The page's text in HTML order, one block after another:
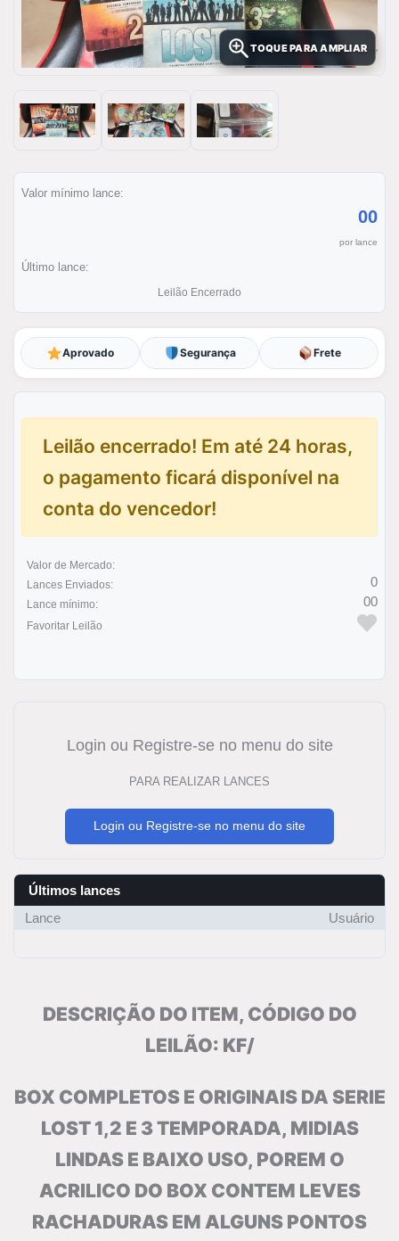
TOQUE PARA AMPLIAR
Valor mínimo lance:
00
por lance
Último lance:
Leilão Encerrado
Aprovado Segurança Frete
Leilão encerrado! Em até 24 horas,
o pagamento ficará disponível na
conta do vencedor!
Valor de Mercado:
Lances Enviados:
0
Lance mínimo: 00
Favoritar Leilão
Login ou Registre-se no menu do site
PARA REALIZAR LANCES
Login ou Registre-se no menu do site
Últimos lances
Lance
Usuário
DESCRIÇÃO DO ITEM, CÓDIGO DO
LEILÃO: KF/
BOX COMPLETOS E ORIGINAIS DA SERIE
LOST 1,2 E 3 TEMPORADA, MIDIAS
LINDAS E BAIXO USO, POREM O
ACRILICO DO BOX CONTEM LEVES
RACHADURAS EM ALGUNS PONTOS